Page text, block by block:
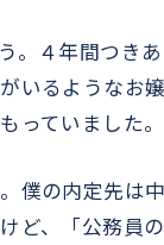
。４年間つきあ
いるようなお
っていました。
僕の内定先は
ど、「公務員